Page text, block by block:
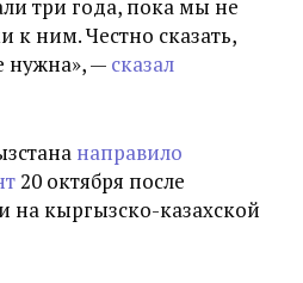
три года, пока мы не
ним. Честно сказать,
нужна», — сказал
направило
20 октября после
на кыргызско-казахской